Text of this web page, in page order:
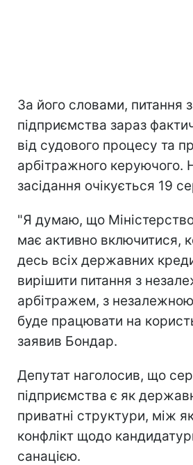
За його словами, питання
підприємства зараз
від судового процесу та
арбітражного керуючого.
засідання очікується 19
"Я думаю, що
має активно включитися,
десь всіх державних
вирішити питання з
арбітражем, з
буде працювати на
заявив Бондар.
Депутат наголосив, що
підприємства є як
приватні структури, між
конфлікт щодо
санацією.